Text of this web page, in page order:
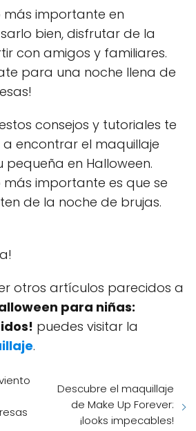
más importante en
bien, disfrutar de la
con amigos y familiares.
para una noche llena de
consejos y tutoriales te
encontrar el maquillaje
en Halloween.
más importante es que se
de la noche de brujas.
otros artículos parecidos a
para niñas:
puedes visitar la
.
Descubre el maquillaje
de Make Up Forever:
¡looks impecables!